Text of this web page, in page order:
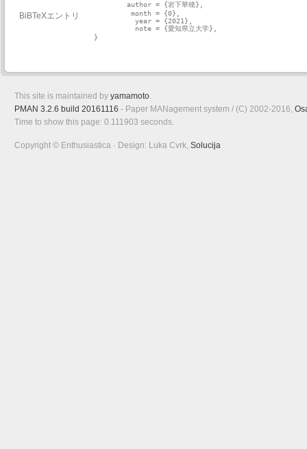
BiBTeXエントリ
        author = {岩下華穂},
         month = {0},
          year = {2021},
          note = {愛知県立大学},
}
This site is maintained by yamamoto.
PMAN 3.2.6 build 20161116 - Paper MANagement system / (C) 2002-2016,
Time to show this page: 0.111903 seconds.
Copyright © Enthusiastica · Design: Luka Cvrk, Solucija